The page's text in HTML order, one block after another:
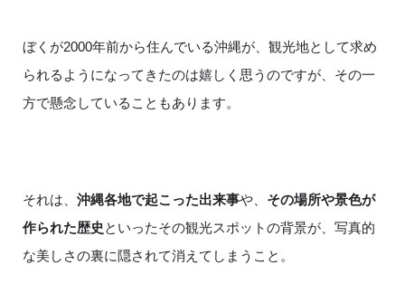
ぼくが2000年前から住んでいる沖縄が、観光地として求め
られるようになってきたのは嬉しく思うのですが、その一
方で懸念していることもあります。
それは、 沖縄各地で起こった出来事や、 その場所や景色が
作られた歴史 といったその観光スポットの背景が、写真的
な美しさの裏に隠されて消えてしまうこと。